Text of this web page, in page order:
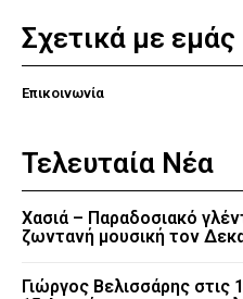
Σχετικά με εμάς
Επικοινωνία
Τελευταία Νέα
Χασιά – Παραδοσιακό
ζωντανή μουσική τον
Γιώργος Βελισσάρης στις